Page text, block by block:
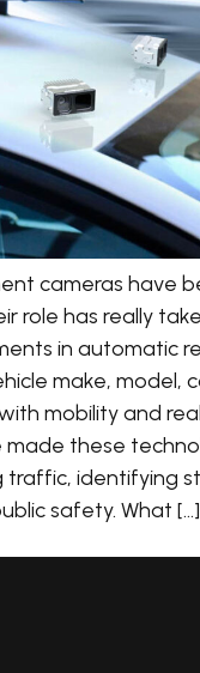
cameras have
role has really
in automatic
make, model,
mobility and
made these
identifying
safety. What […]